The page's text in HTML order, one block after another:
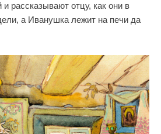
рассказывают отцу, как они в
а Иванушка лежит на печи да